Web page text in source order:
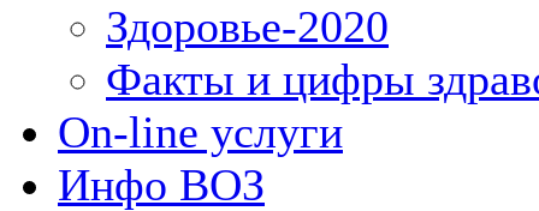
Здоровье-2020
Факты и цифры
On-line услуги
Инфо ВОЗ